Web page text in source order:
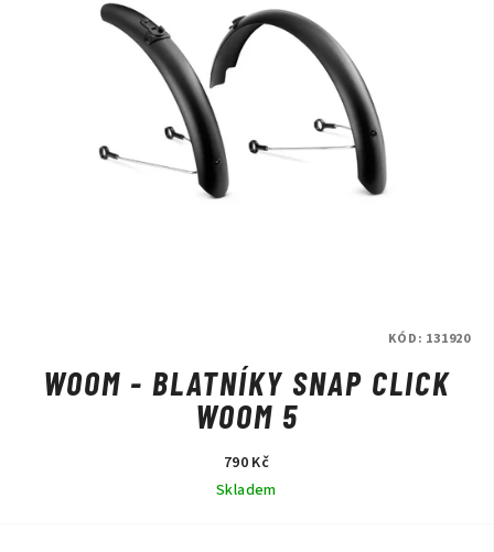
WOOM - BLATNÍKY SNAP CLICK
WOOM 5
790 Kč
Skladem
KÓD: 131920